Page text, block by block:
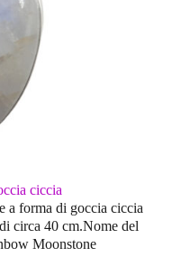
ciccia
a forma di goccia ciccia
circa 40 cm.Nome del
Moonstone